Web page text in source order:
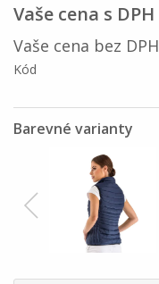
Vaše cena s DPH
Vaše cena bez DPH
Kód
Barevné varianty